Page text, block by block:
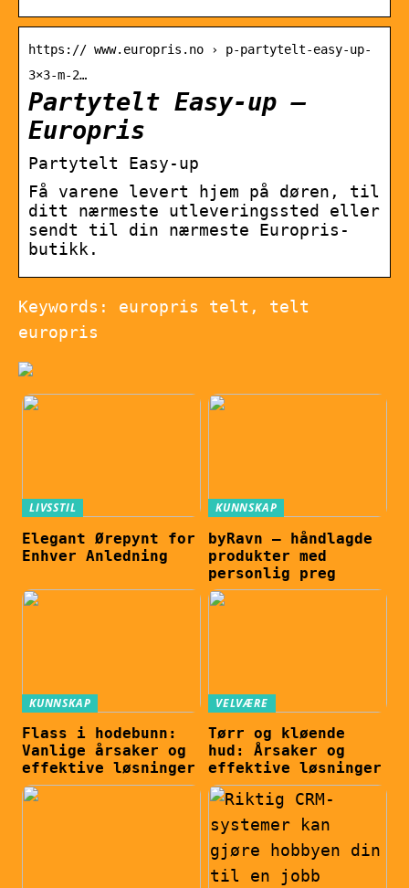
https:// www.europris.no › p-partytelt-easy-up-
3×3-m-2…
Partytelt Easy-up –
Europris
Partytelt Easy-up
Få varene levert hjem på døren, til
ditt nærmeste utleveringssted eller
sendt til din nærmeste Europris-
butikk.
Keywords: europris telt, telt
europris
LIVSSTIL
Elegant Ørepynt for
Enhver Anledning
KUNNSKAP
byRavn – håndlagde
produkter med
personlig preg
KUNNSKAP
Flass i hodebunn:
Vanlige årsaker og
effektive løsninger
VELVÆRE
Tørr og kløende
hud: Årsaker og
effektive løsninger